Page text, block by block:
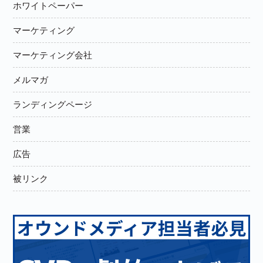
ホワイトペーパー
マーケティング
マーケティング会社
メルマガ
ランディングページ
営業
広告
被リンク